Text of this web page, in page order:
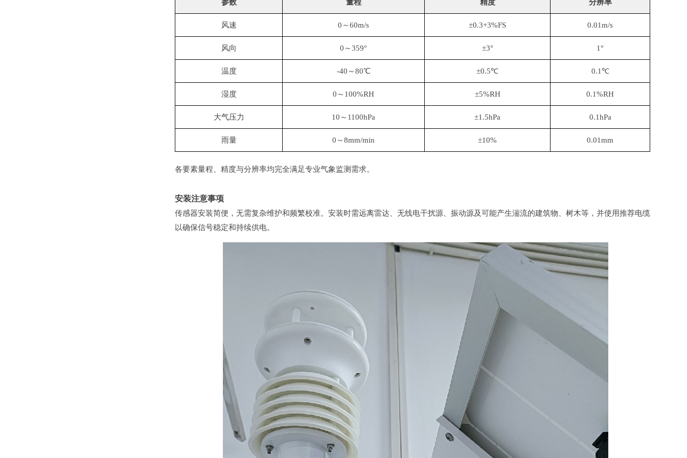
参数 量程 精度 分辨率
风速 0～60m/s ±0.3+3%FS 0.01m/s
风向 0～359° ±3° 1°
温度 -40～80℃ ±0.5℃ 0.1℃
湿度 0～100%RH ±5%RH 0.1%RH
大气压力 10～1100hPa ±1.5hPa 0.1hPa
雨量 0～8mm/min ±10% 0.01mm
各要素量程、精度与分辨率均完全满足专业气象监测需求。
安装注意事项
传感器安装简便，无需复杂维护和频繁校准。安装时需远离雷达、无线电干扰源、振动源及可能产生湍流的建筑物、树木等，并使用推荐电缆
以确保信号稳定和持续供电。